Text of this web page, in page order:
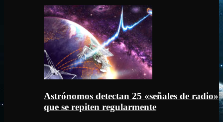
Astrónomos detectan 25 «señales de radio»
que se repiten regularmente